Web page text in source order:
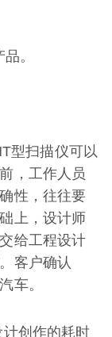
。
型扫描仪可以
，工作人员
性，往往要
上，设计师
给工程设计
客户确认
车。
创作的耗时